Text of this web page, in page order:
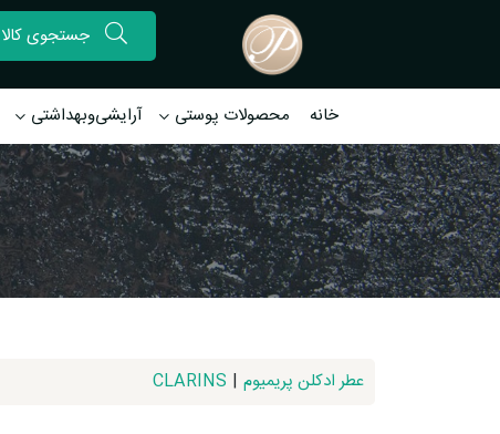
خانه محصولات پوستی آرایشی‌وبهداشتی
عطر ادکلن پریمیوم |
CLARINS